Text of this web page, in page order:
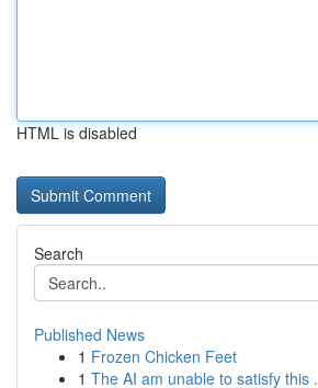
HTML is disabled
Search
Published News
1 Frozen Chicken Feet
1 The AI am unable to satisfy this .